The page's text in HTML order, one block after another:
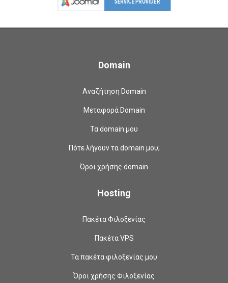
Domain
Αναζήτηση Domain
Μεταφορά Domain
Τα domain μου
Πότε λήγουν τα domain μου;
Όροι χρήσης domain
Hosting
Πακέτα Φιλοξενίας
Πακέτα VPS
Τα πακέτα φιλοξενίας μου
Όροι χρήσης Φιλοξενίας